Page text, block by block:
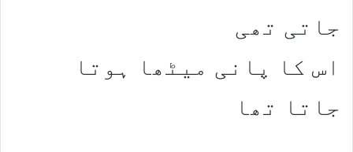
جاتی تھی
اس کا پانی میٹھا ہوتا
جاتا تھا